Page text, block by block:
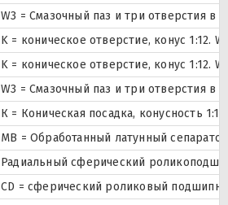
W3 = Смазочный паз и три отверстия
K = коническое отверстие, конус 1:12.
K = коническое отверстие, конус 1:12.
W3 = Смазочный паз и три отверстия
К = Коническая посадка, конусность 1:12.
MB = Обработанный латунный
Радиальный сферический
CD = сферический роликовый